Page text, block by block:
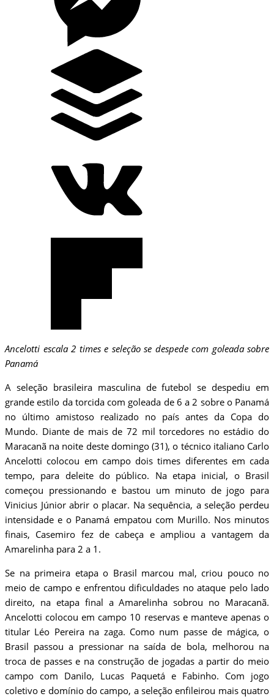
Ancelotti escala 2 times e seleção se despede com goleada sobre
Panamá
A seleção brasileira masculina de futebol se despediu em
grande estilo da torcida com goleada de 6 a 2 sobre o Panamá
no último amistoso realizado no país antes da Copa do
Mundo. Diante de mais de 72 mil torcedores no estádio do
Maracanã na noite deste domingo (31), o técnico italiano Carlo
Ancelotti colocou em campo dois times diferentes em cada
tempo, para deleite do público. Na etapa inicial, o Brasil
começou pressionando e bastou um minuto de jogo para
Vinicius Júnior abrir o placar. Na sequência, a seleção perdeu
intensidade e o Panamá empatou com Murillo. Nos minutos
finais, Casemiro fez de cabeça e ampliou a vantagem da
Amarelinha para 2 a 1.
Se na primeira etapa o Brasil marcou mal, criou pouco no
meio de campo e enfrentou dificuldades no ataque pelo lado
direito, na etapa final a Amarelinha sobrou no Maracanã.
Ancelotti colocou em campo 10 reservas e manteve apenas o
titular Léo Pereira na zaga. Como num passe de mágica, o
Brasil passou a pressionar na saída de bola, melhorou na
troca de passes e na construção de jogadas a partir do meio
campo com Danilo, Lucas Paquetá e Fabinho. Com jogo
coletivo e domínio do campo, a seleção enfileirou mais quatro